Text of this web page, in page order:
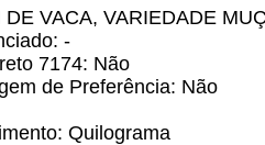
VACA, VARIEDADE
-
7174: Não
de Preferência: Não
Quilograma